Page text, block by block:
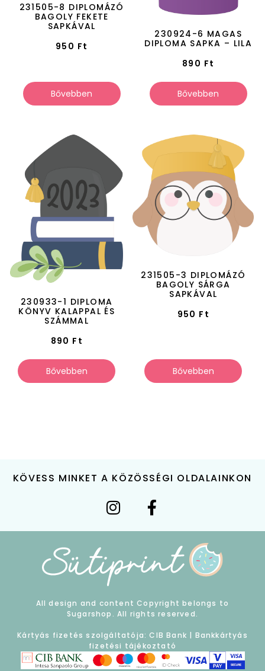
231505-8 DIPLOMÁZÓ
BAGOLY FEKETE
SAPKÁVAL
950 Ft
Bővebben
230924-6 MAGAS
DIPLOMA SAPKA – LILA
890 Ft
Bővebben
230933-1 DIPLOMA
KÖNYV KALAPPAL ÉS
SZÁMMAL
890 Ft
Bővebben
231505-3 DIPLOMÁZÓ
BAGOLY SÁRGA
SAPKÁVAL
950 Ft
Bővebben
KÖVESS MINKET A KÖZÖSSÉGI OLDALAINKON
All design and content Copyright belongs to
Sugarshop. All rights reserved.
Kártyás fizetés szolgáltatója: CIB Bank | Bankkártyás
fizetési tájékoztató